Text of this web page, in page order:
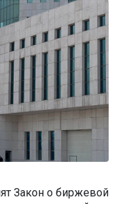
Закон о биржевой